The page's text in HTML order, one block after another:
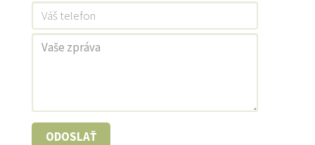
ODOSLAŤ